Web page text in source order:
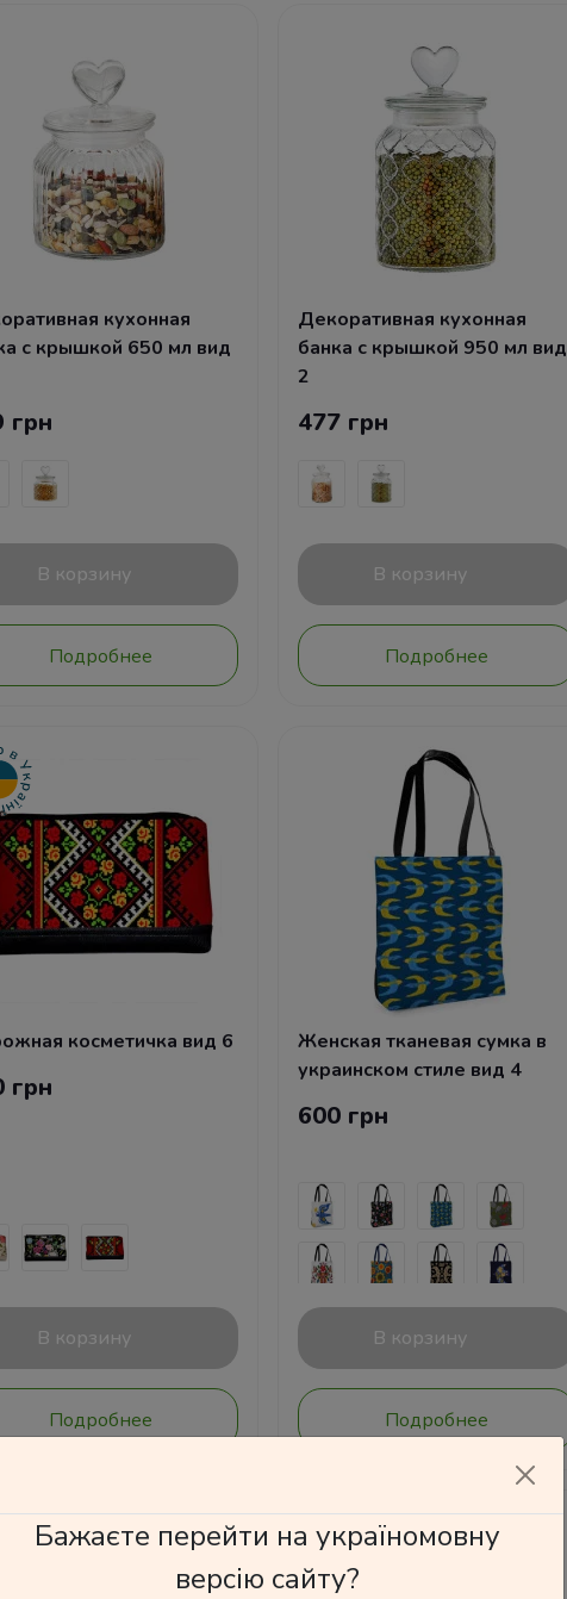
кухонная
с крышкой 650 мл вид
грн
В корзину
Подробнее
Декоративная кухонная
банка с крышкой 950 мл вид
2
477 грн
В корзину
Подробнее
косметичка вид 6
грн
В корзину
Подробнее
Женская тканевая сумка в
украинском стиле вид 4
600 грн
В корзину
Подробнее
Бажаєте перейти на україномовну
версію сайту?